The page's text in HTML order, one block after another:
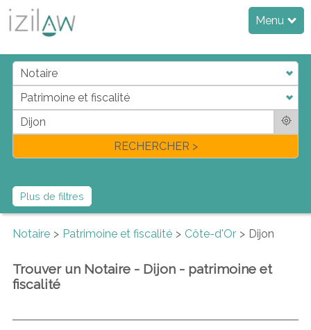
Menu
jdadi
fl
RECHERCHER >
Plus de filtres
Notaire Patrimoine et fiscalité Côte-d'Or Dijon
Trouver un Notaire - Dijon - patrimoine et
fiscalité